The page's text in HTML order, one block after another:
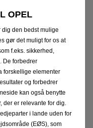
km
OPEL
dig den bedst mulige
gør det muligt for os at
f.eks. sikkerhed,
De forbedrer
forskellige elementer
og forbedrer
kan også benytte
er relevante for dig.
i lande uden for
(EØS), som